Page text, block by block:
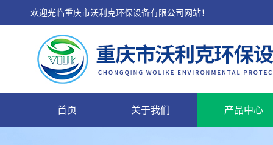
欢迎光临重庆市沃利克环保设备有限公司网站！
首页 关于我们 产品中心